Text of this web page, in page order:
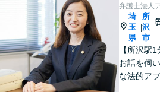
弁護士法人
埼
玉
県
|
所
沢
市
【所沢駅
お話を伺
な法的ア